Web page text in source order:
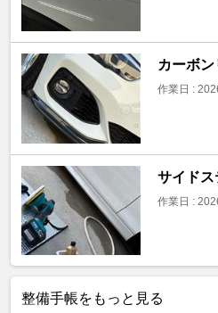
カーボ
作業日 :
サイドス
作業日 :
整備手帳をもっと見る